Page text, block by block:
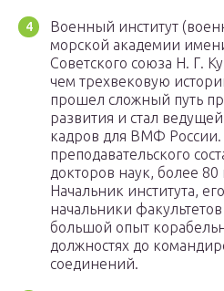
Военный институт
морской академии
Советского союза Н. Г.
чем трехвековую
прошел сложный путь
развития и стал
кадров для ВМФ
преподавательского
докторов наук, более 80
Начальник института,
начальники
большой опыт
должностях до
соединений.